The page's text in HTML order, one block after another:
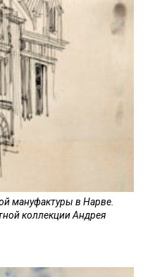
мануфактуры в Нарве.
коллекции Андрея